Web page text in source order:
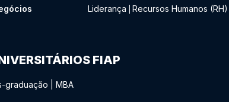
Liderança Recursos Humanos (RH)
FIAP
graduação MBA